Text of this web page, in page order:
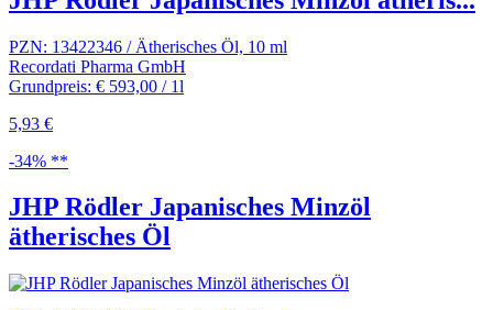
PZN: 13422346 / Ätherisches Öl, 10 ml
Recordati Pharma GmbH
Grundpreis: € 593,00 / 1l
5,93 €
-34% **
JHP Rödler Japanisches Minzöl
ätherisches Öl